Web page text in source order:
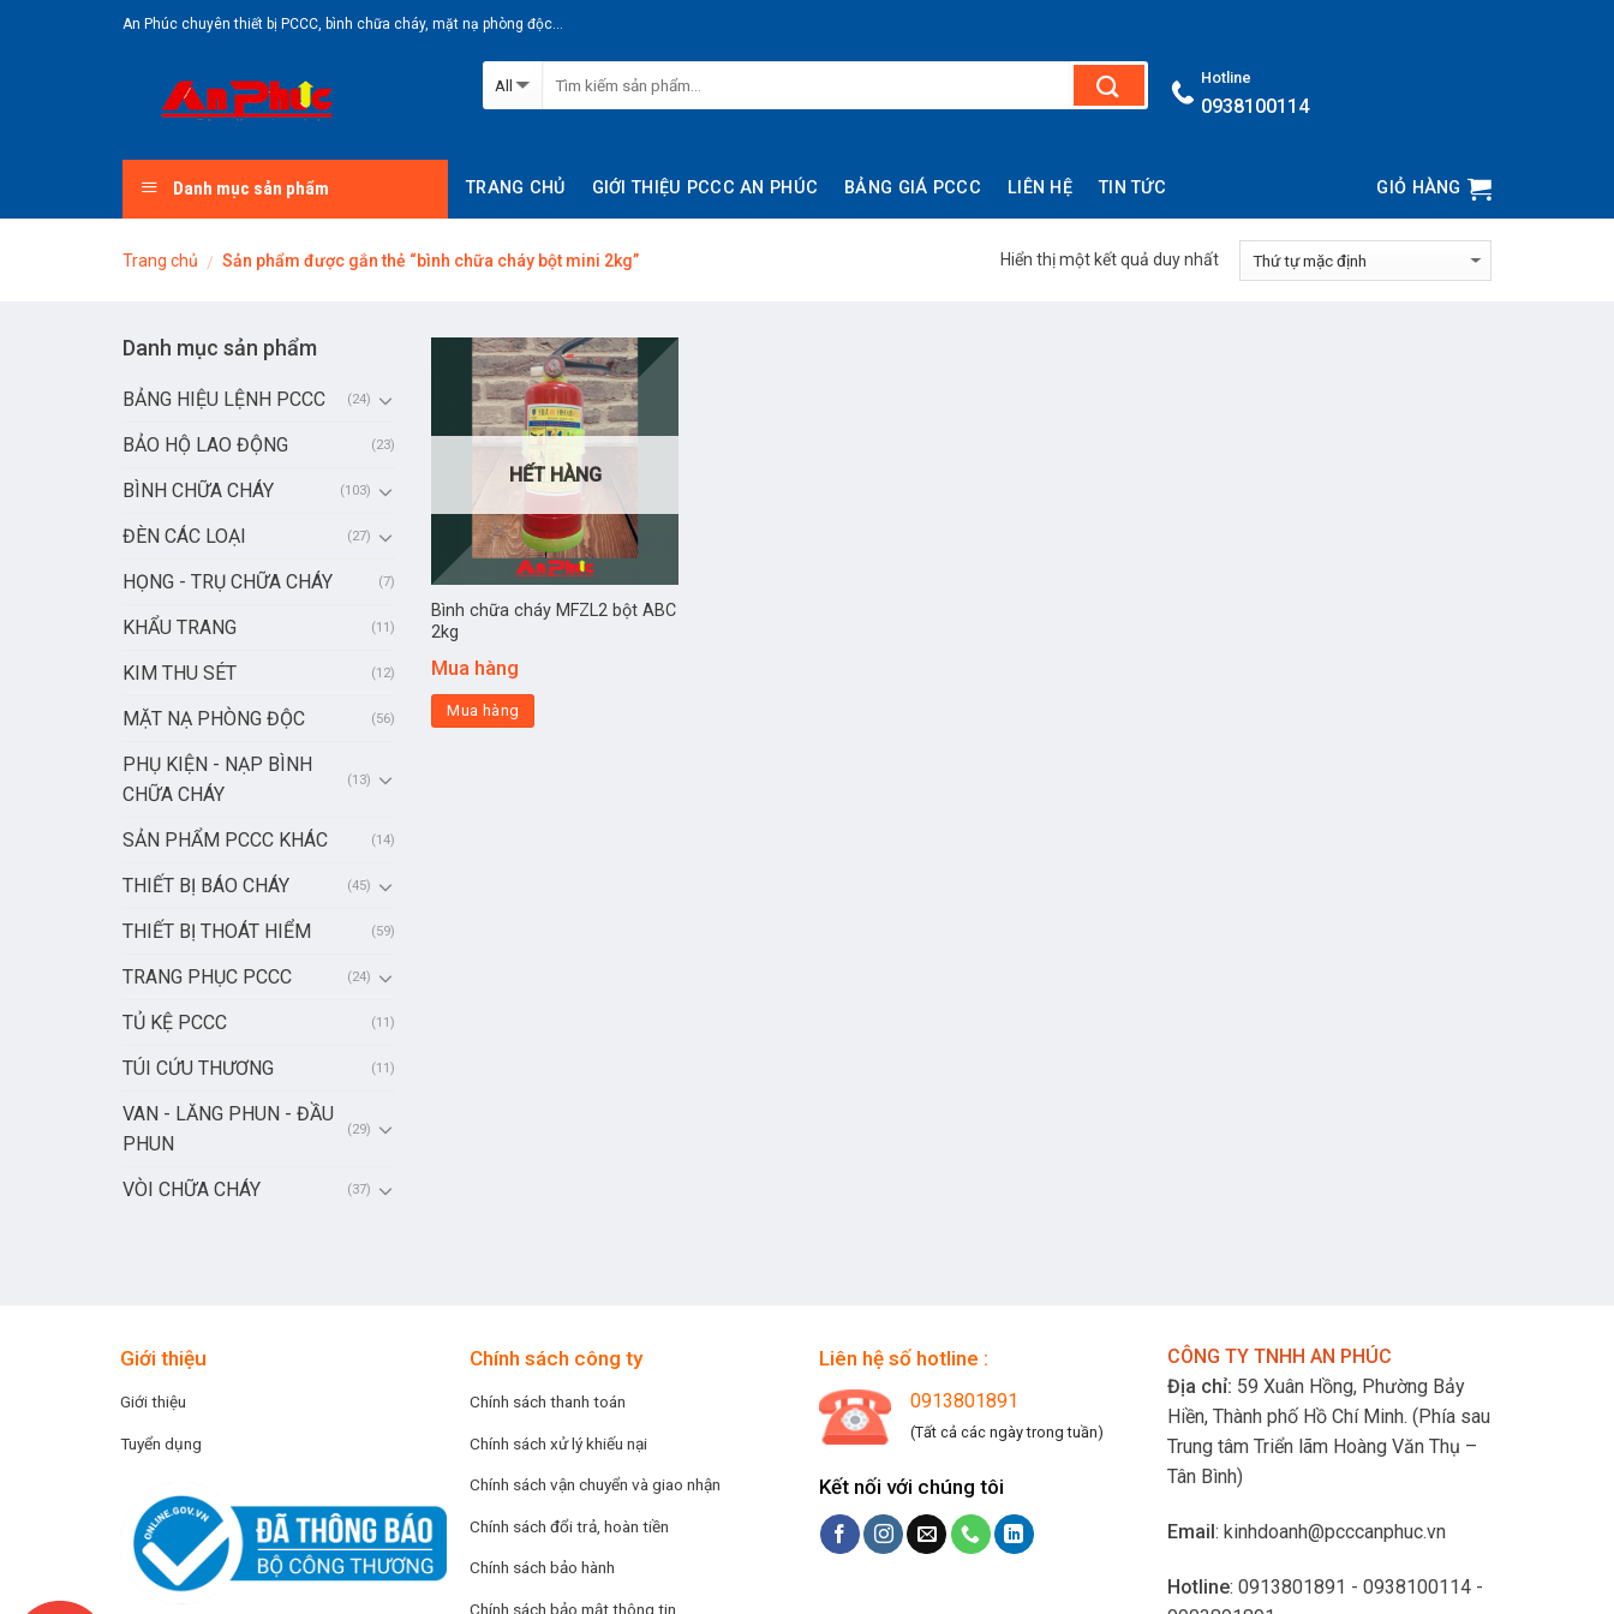
An Phúc chuyên thiết bị PCCC, bình chữa cháy, mặt nạ phòng độc...
Hotline
0938100114
Danh mục sản phẩm TRANG CHỦ GIỚI THIỆU PCCC AN PHÚC BẢNG GIÁ PCCC LIÊN HỆ TIN TỨC GIỎ HÀNG
Trang chủ / Sản phẩm được gắn thẻ “bình chữa cháy bột mini 2kg” Hiển thị một kết quả duy nhất
Danh mục sản phẩm
BẢNG HIỆU LỆNH PCCC (24)
BẢO HỘ LAO ĐỘNG (23)
BÌNH CHỮA CHÁY (103)
ĐÈN CÁC LOẠI (27)
HỌNG - TRỤ CHỮA CHÁY (7)
KHẨU TRANG (11)
KIM THU SÉT (12)
MẶT NẠ PHÒNG ĐỘC (56)
PHỤ KIỆN - NẠP BÌNH
CHỮA CHÁY
(13)
SẢN PHẨM PCCC KHÁC (14)
THIẾT BỊ BÁO CHÁY (45)
THIẾT BỊ THOÁT HIỂM (59)
TRANG PHỤC PCCC (24)
TỦ KỆ PCCC (11)
TÚI CỨU THƯƠNG (11)
VAN - LĂNG PHUN - ĐẦU
PHUN
(29)
VÒI CHỮA CHÁY (37)
HẾT HÀNG
Bình chữa cháy MFZL2 bột ABC
2kg
Mua hàng
Mua hàng
Giới thiệu
Giới thiệu
Tuyển dụng
Chính sách công ty
Chính sách thanh toán
Chính sách xử lý khiếu nại
Chính sách vận chuyển và giao nhận
Chính sách đổi trả, hoàn tiền
Chính sách bảo hành
Chính sách bảo mật thông tin
Liên hệ số hotline :
0913801891
(Tất cả các ngày trong tuần)
Kết nối với chúng tôi
CÔNG TY TNHH AN PHÚC
Địa chỉ: 59 Xuân Hồng, Phường Bảy
Hiền, Thành phố Hồ Chí Minh.(Phía sau
Trung tâm Triển lãm Hoàng Văn Thụ –
Tân Bình)
Email: kinhdoanh@pcccanphuc.vn
Hotline: 0913801891 - 0938100114 -